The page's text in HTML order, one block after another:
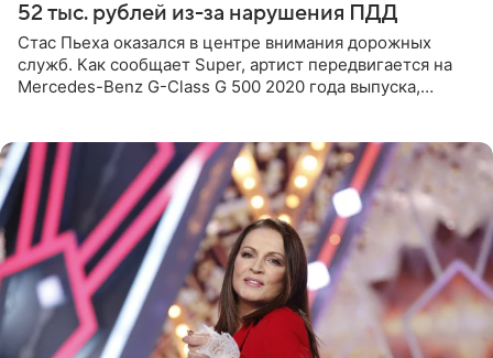
52 тыс. рублей из-за нарушения ПДД
Стас Пьеха оказался в центре внимания дорожных
служб. Как сообщает Super, артист передвигается на
Mercedes-Benz G-Class G 500 2020 года выпуска,